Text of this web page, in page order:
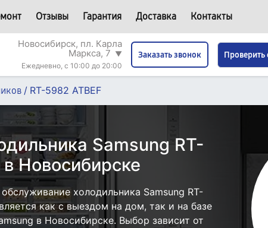
Отзывы Гарантия Доставка Контакты
Новосибирск, пл. Карла
Маркса, 7 ▼
Ежедневно, с 10:00 до 20:00
Заказать звонок Проверить
/ RT-5982 ATBEF
Samsung RT-
в Новосибирске
холодильника Samsung RT-
как с выездом на дом, так и на базе
в Новосибирске. Выбор зависит от